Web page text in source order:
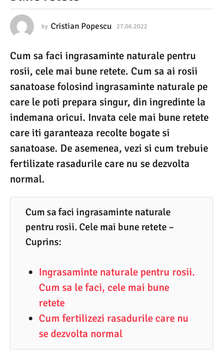
.
0
2
2
2
7
.
0
6
.
2
by Cristian Popescu 27.06.2022
0
.
2
0
2
Cum sa faci ingrasaminte naturale pentru
rosii, cele mai bune retete. Cum sa ai rosii
sanatoase folosind ingrasaminte naturale pe
care le poti prepara singur, din ingredinte la
indemana oricui. Invata cele mai bune retete
care iti garanteaza recolte bogate si
sanatoase. De asemenea, vezi si cum trebuie
fertilizate rasadurile care nu se dezvolta
normal.
Cum sa faci ingrasaminte naturale
pentru rosii. Cele mai bune retete –
Cuprins:
Ingrasaminte naturale pentru rosii.
Cum sa le faci, cele mai bune
retete
Cum fertilizezi rasadurile care nu
se dezvolta normal